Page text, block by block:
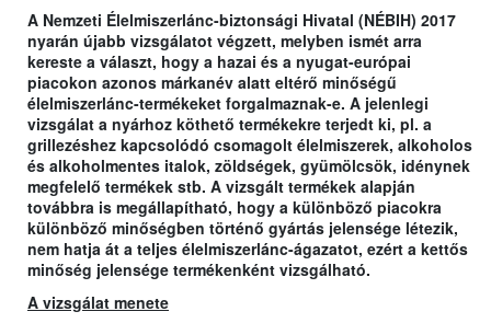
A Nemzeti Élelmiszerlánc-biztonsági Hivatal (NÉBIH) 2017
nyarán újabb vizsgálatot végzett, melyben ismét arra
kereste a választ, hogy a hazai és a nyugat-európai
piacokon azonos márkanév alatt eltérő minőségű
élelmiszerlánc-termékeket forgalmaznak-e. A jelenlegi
vizsgálat a nyárhoz köthető termékekre terjedt ki, pl. a
grillezéshez kapcsolódó csomagolt élelmiszerek, alkoholos
és alkoholmentes italok, zöldségek, gyümölcsök, idénynek
megfelelő termékek stb. A vizsgált termékek alapján
továbbra is megállapítható, hogy a különböző piacokra
különböző minőségben történő gyártás jelensége létezik,
nem hatja át a teljes élelmiszerlánc-ágazatot, ezért a kettős
minőség jelensége termékenként vizsgálható.
A vizsgálat menete